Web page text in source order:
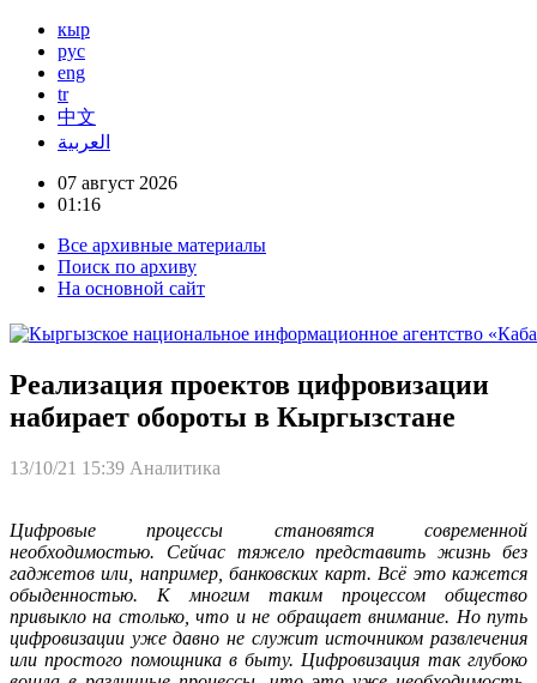
кыр
рус
eng
tr
中文
العربية
07 август 2026
01:16
Все архивные материалы
Поиск по архиву
На основной сайт
Реализация проектов цифровизации
набирает обороты в Кыргызстане
13/10/21 15:39 Аналитика
Цифровые процессы становятся современной
необходимостью. Сейчас тяжело представить жизнь без
гаджетов или, например, банковских карт. Всё это кажется
обыденностью. К многим таким процессом общество
привыкло на столько, что и не обращает внимание. Но путь
цифровизации уже давно не служит источником развлечения
или простого помощника в быту. Цифровизация так глубоко